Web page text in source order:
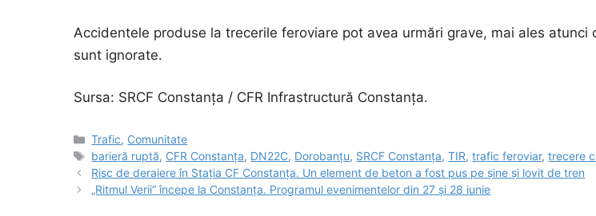
Accidentele produse la trecerile feroviare pot avea urmări grave, mai ales
sunt ignorate.
Sursa: SRCF Constanța / CFR Infrastructură Constanța.
Categorii
Trafic, Comunitate
Etichete
barieră ruptă, CFR Constanța, DN22C, Dorobanțu, SRCF Constanța,TIR,trafic feroviar,trecere
Risc de deraiere în Stația CF Constanța. Un element de beton a fost pus pe șine și lovit de tren
„Ritmul Verii” începe la Constanța. Programul evenimentelor din 27 și 28 iunie